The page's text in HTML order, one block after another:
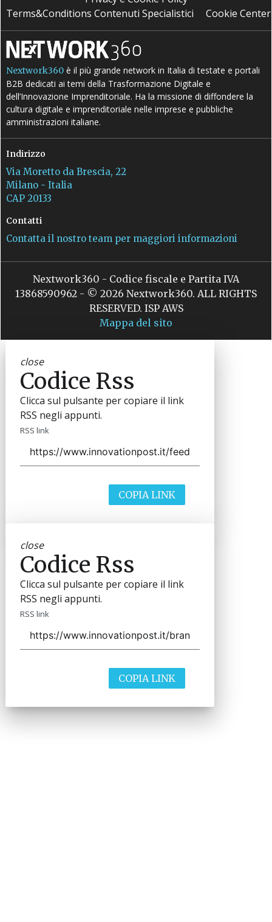
Terms&Conditions Contenuti Specialistici
Cookie Center
Nextwork360 è il più grande network in Italia di testate e portali
B2B dedicati ai temi della Trasformazione Digitale e
dell’Innovazione Imprenditoriale. Ha la missione di diffondere la
cultura digitale e imprenditoriale nelle imprese e pubbliche
amministrazioni italiane.
Indirizzo
Via Moretto da Brescia, 22
Milano - Italia
CAP 20133
Contatti
Contatta il nostro team per maggiori informazioni
Nextwork360 - Codice fiscale e Partita IVA
13868590962 - © 2026 Nextwork360. ALL RIGHTS
RESERVED. ISP AWS
Mappa del sito
close
Codice Rss
Clicca sul pulsante per copiare il link
RSS negli appunti.
RSS link
COPIA LINK
close
Codice Rss
Clicca sul pulsante per copiare il link
RSS negli appunti.
RSS link
COPIA LINK